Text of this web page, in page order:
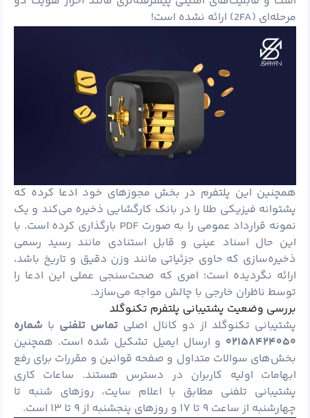
مرحله‌ای (2FA) ارائه نشده است!
همچنین این پلتفرم در بخش مجوزهای خود ادعا کرده که
پشتوانه فیزیکی طلا را در بانک کارگشایی ذخیره می‌کند و یک
نمونه قرارداد عمومی را به صورت PDF بارگذاری کرده است. با
این حال اسناد عینی و قابل استنادی مانند رسید رسمی
ذخیره‌سازی که حاوی جزئیاتی مانند وزن دقیق و تاریخ باشد،
ارائه نگردیده است؛ امری که صحت‌سنجی عملی این ادعا را
توسط ناظران خارجی با چالش مواجه می‌سازد.
بررسی وضعیت پشتیبانی پلتفرم تکنوگلد
پشتیبانی تکنوگلد از دو کانال اصلی تماس تلفنی با شماره
۰۲۱۵۸۴۲۴۰۵۰ و ارسال ایمیل تشکیل شده است. همچنین
بخش‌های سوالات متداول و صفحه قوانین و مقررات برای رفع
ابهامات اولیه کاربران در دسترس هستند. ساعات کاری
پشتیبانی تلفنی مطابق با اعلام سایت، روزهای شنبه تا
چهارشنبه از ساعت ۹ تا ۱۷ و روزهای پنجشنبه از ۹ تا ۱۳ است.